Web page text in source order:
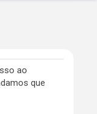
ao
que